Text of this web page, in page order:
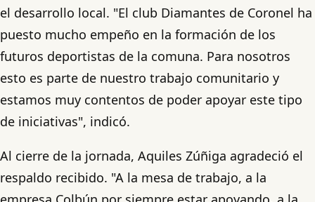
el desarrollo local. "El club Diamantes de Coronel ha
puesto mucho empeño en la formación de los
futuros deportistas de la comuna. Para nosotros
esto es parte de nuestro trabajo comunitario y
estamos muy contentos de poder apoyar este tipo
de iniciativas", indicó.
Al cierre de la jornada, Aquiles Zúñiga agradeció el
respaldo recibido. "A la mesa de trabajo, a la